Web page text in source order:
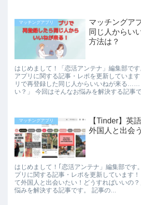
マッチングアプリ
マッチングア
同じ人からい
方法は？
はじめまして！「恋活アンテナ」編集部で
アプリに関する記事・レポを更新していま
リで再登録した同じ人からいいねが来る
い？」 今回はそんなお悩みを解決する記事
マッチングアプリ
【Tinder】英
外国人と出会
はじめまして！｢恋活アンテナ」編集部です
プリに関する記事・レポを更新しています
て外国人と出会いたい！どうすればいいの
悩みを解決する記事です。 記事の...